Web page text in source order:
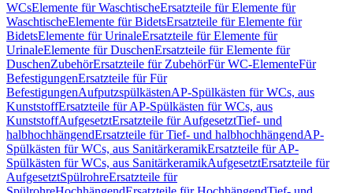
WCsElemente für WaschtischeErsatzteile für Elemente für
WaschtischeElemente für BidetsErsatzteile für Elemente für
BidetsElemente für UrinaleErsatzteile für Elemente für
UrinaleElemente für DuschenErsatzteile für Elemente für
DuschenZubehörErsatzteile für ZubehörFür WC-ElementeFür
BefestigungenErsatzteile für Für
BefestigungenAufputzspülkästenAP-Spülkästen für WCs, aus
KunststoffErsatzteile für AP-Spülkästen für WCs, aus
KunststoffAufgesetztErsatzteile für AufgesetztTief- und
halbhochhängendErsatzteile für Tief- und halbhochhängendAP-
Spülkästen für WCs, aus SanitärkeramikErsatzteile für AP-
Spülkästen für WCs, aus SanitärkeramikAufgesetztErsatzteile für
AufgesetztSpülrohreErsatzteile für